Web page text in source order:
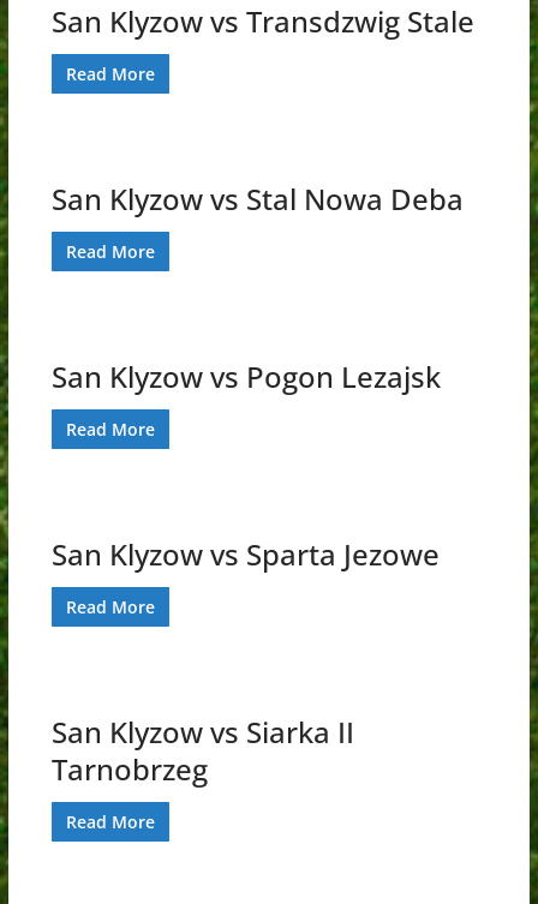
San Klyzow vs Transdzwig Stale
Read More
San Klyzow vs Stal Nowa Deba
Read More
San Klyzow vs Pogon Lezajsk
Read More
San Klyzow vs Sparta Jezowe
Read More
San Klyzow vs Siarka II
Tarnobrzeg
Read More